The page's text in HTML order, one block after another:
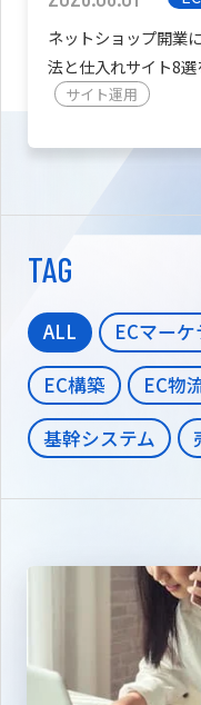
ネットショップ開業
法と仕入れサイト8
サイト運用
TAG
ALL ECマー
EC構築
EC物
基幹システム